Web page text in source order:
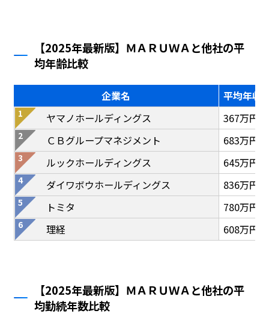
【2025年最新版】ＭＡＲＵＷＡと他社の平
均年齢比較
企業名
平均年収
ヤマノホールディングス
367万円
ＣＢグループマネジメント
683万円
ルックホールディングス
645万円
ダイワボウホールディングス
836万円
トミタ
780万円
理経
608万円
【2025年最新版】ＭＡＲＵＷＡと他社の平
均勤続年数比較